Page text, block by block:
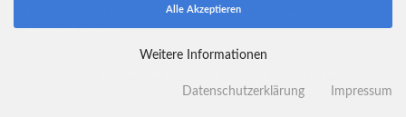
Der Newsletter kann jederzeit hier oder in Ihrem Kundenkonto
abbestellt werden.
ified eCommerce Shopsoftware © 2009-2026
Alle Akzeptieren
Weitere Informationen
Datenschutzerklärung Impressum